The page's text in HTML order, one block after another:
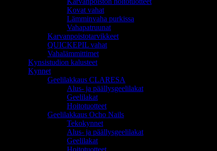
Kovat vahat
Lämminvaha purkissa
Vahapatruunat
Karvanpoistotarvikkeet
QUICKEPIL vahat
Vahalämmittimet
Kynsistudion kalusteet
Kynnet
Geelilakkaus CLARESA
Alus- ja päällysgeelilakat
Geelilakat
Hoitotuotteet
Geelilakkaus Ocho Nails
Tekokynnet
Alus- ja päällysgeelilakat
Geelilakat
Hoitotuotteet